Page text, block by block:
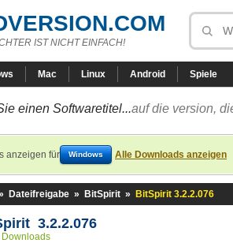
IST NICHT EINFACH!
Mac Linux Android Spiele
einen Softwaretitel...auf die version,
anzeigen für Windows Alle Downloads anzeigen
Dateifreigabe » BitSpirit » BitSpirit 3.2.2.076
3.2.2.076